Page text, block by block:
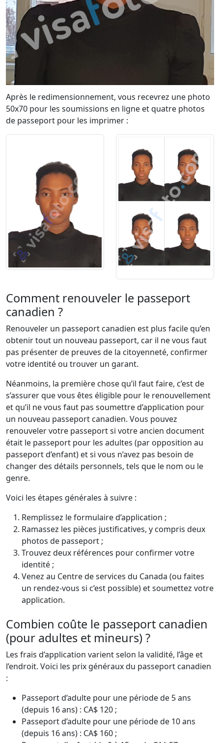
Après le redimensionnement, vous recevrez une photo
50x70 pour les soumissions en ligne et quatre photos
de passeport pour les imprimer :
Comment renouveler le passeport
canadien ?
Renouveler un passeport canadien est plus facile qu’en
obtenir tout un nouveau passeport, car il ne vous faut
pas présenter de preuves de la citoyenneté, confirmer
votre identité ou trouver un garant.
Néanmoins, la première chose qu’il faut faire, c’est de
s’assurer que vous êtes éligible pour le renouvellement
et qu’il ne vous faut pas soumettre d’application pour
un nouveau passeport canadien. Vous pouvez
renouveler votre passeport si votre ancien document
était le passeport pour les adultes (par opposition au
passeport d’enfant) et si vous n’avez pas besoin de
changer des détails personnels, tels que le nom ou le
genre.
Voici les étapes générales à suivre :
Remplissez le formulaire d’application ;
Ramassez les pièces justificatives, y compris deux
photos de passeport ;
Trouvez deux références pour confirmer votre
identité ;
Venez au Centre de services du Canada (ou faites
un rendez-vous si c’est possible) et soumettez votre
application.
Combien coûte le passeport canadien
(pour adultes et mineurs) ?
Les frais d’application varient selon la validité, l’âge et
l’endroit. Voici les prix généraux du passeport canadien
:
Passeport d’adulte pour une période de 5 ans
(depuis 16 ans) : CA$ 120 ;
Passeport d’adulte pour une période de 10 ans
(depuis 16 ans) : CA$ 160 ;